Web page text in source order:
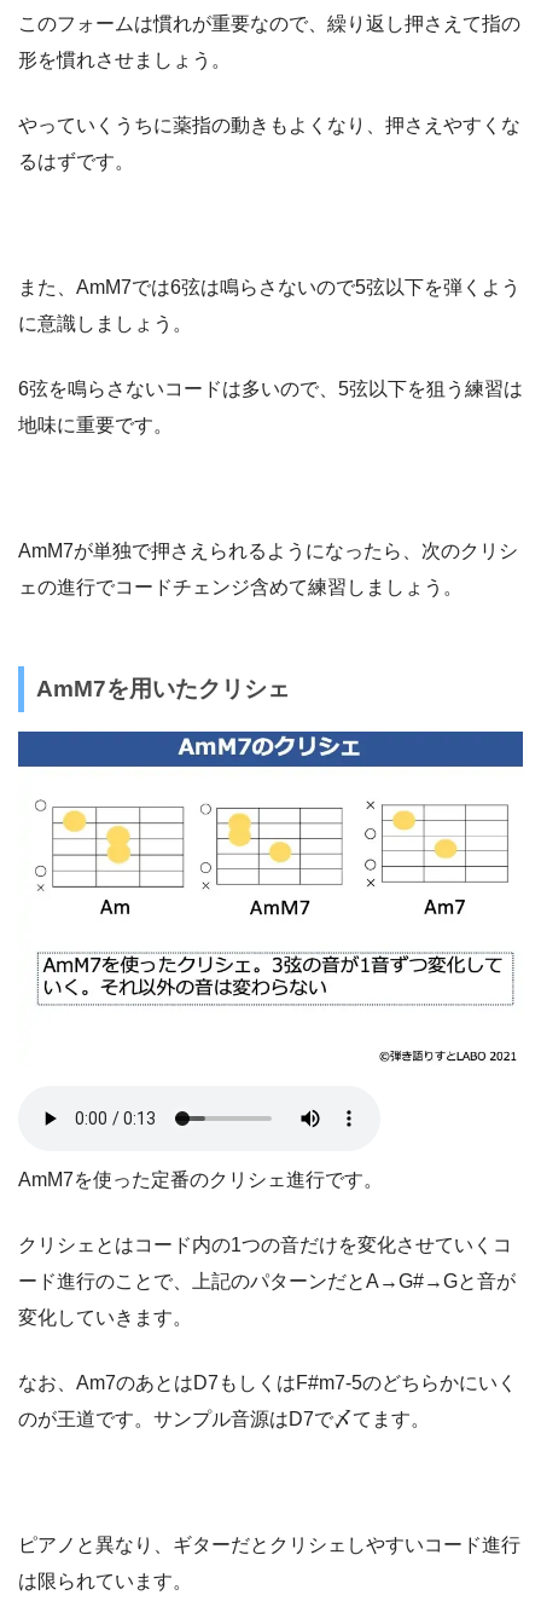
このフォームは慣れが重要なので、繰り返し押さえて指の
形を慣れさせましょう。
やっていくうちに薬指の動きもよくなり、押さえやすくな
るはずです。
また、AmM7では6弦は鳴らさないので5弦以下を弾くよう
に意識しましょう。
6弦を鳴らさないコードは多いので、5弦以下を狙う練習は
地味に重要です。
AmM7が単独で押さえられるようになったら、次のクリシ
ェの進行でコードチェンジ含めて練習しましょう。
AmM7を用いたクリシェ
AmM7を使った定番のクリシェ進行です。
クリシェとはコード内の1つの音だけを変化させていくコ
ード進行のことで、上記のパターンだとA→G#→Gと音が
変化していきます。
なお、Am7のあとはD7もしくはF#m7-5のどちらかにいく
のが王道です。サンプル音源はD7で〆てます。
ピアノと異なり、ギターだとクリシェしやすいコード進行
は限られています。